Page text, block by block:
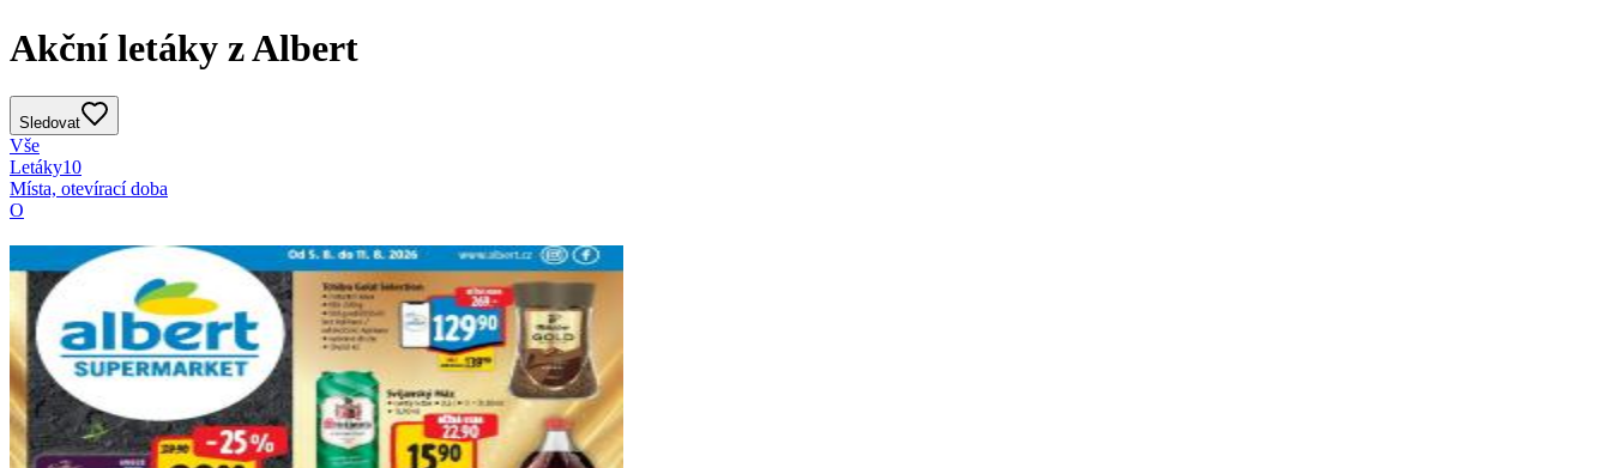
Akční letáky z Albert
Sledovat
Vše
Letáky10
Místa, otevírací doba
O